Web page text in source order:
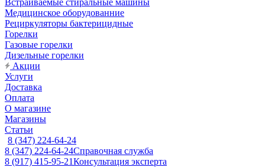
Встраиваемые стиральные машины
Медицинское оборудованние
Рециркуляторы бактерицидные
Горелки
Газовые горелки
Дизельные горелки
Акции
Услуги
Доставка
Оплата
О магазине
Магазины
Статьи
8 (347) 224-64-24
8 (347) 224-64-24Справочная служба
8 (917) 415-95-21Консультация эксперта